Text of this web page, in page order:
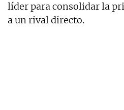
líder para consolidar la
a un rival directo.